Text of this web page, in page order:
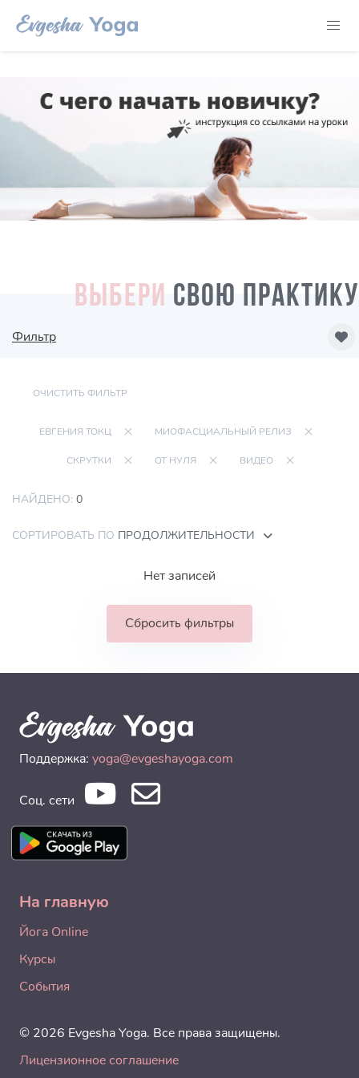
ВЫБЕРИ СВОЮ ПРАКТИКУ
Фильтр
ОЧИСТИТЬ ФИЛЬТР
ЕВГЕНИЯ ТОКЦ МИОФАСЦИАЛЬНЫЙ РЕЛИЗ
СКРУТКИ ОТ НУЛЯ ВИДЕО
НАЙДЕНО: 0
СОРТИРОВАТЬ ПО ПРОДОЛЖИТЕЛЬНОСТИ
Нет записей
Сбросить фильтры
Поддержка: yoga@evgeshayoga.com
Соц. сети
На главную
Йога Online
Курсы
События
© 2026 Evgesha Yoga. Все права защищены.
Лицензионное соглашение